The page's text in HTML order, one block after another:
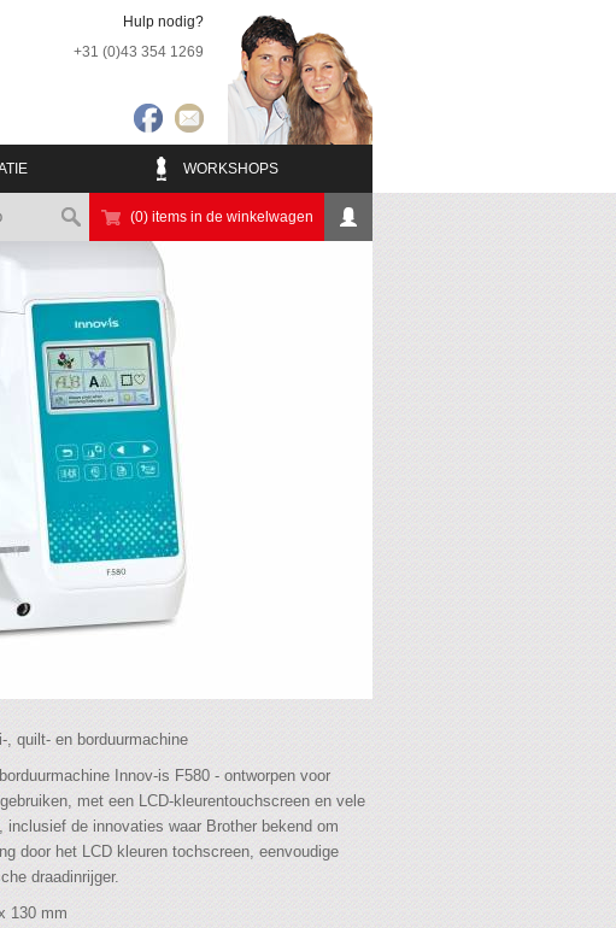
Hulp nodig?
+31 (0)43 354 1269
WORKSHOPS
(0) items in de winkelwagen
, quilt- en borduurmachine
Innov-is F580 - ontworpen voor
met een LCD-kleurentouchscreen en vele
inclusief de innovaties waar Brother bekend om
door het LCD kleuren tochscreen, eenvoudige
draadinrijger.
130 mm